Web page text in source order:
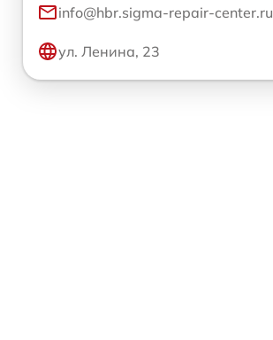
info@hbr.sigma-repair-center.ru
ул. Ленина, 23